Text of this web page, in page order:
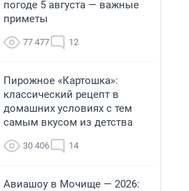
погоде 5 августа — важные
приметы
77 477 12
Пирожное «Картошка»:
классический рецепт в
домашних условиях с тем
самым вкусом из детства
30 406 14
Авиашоу в Мочище — 2026: